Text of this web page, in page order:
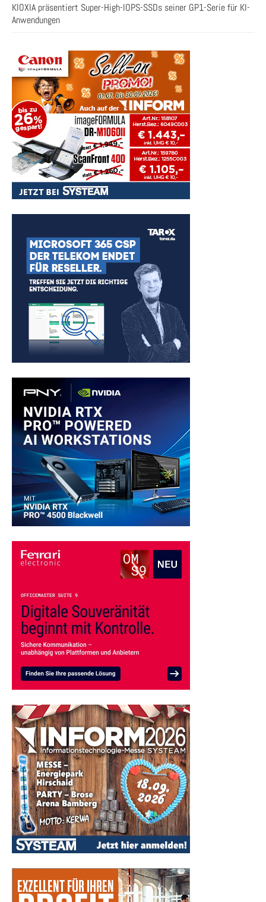
KIOXIA präsentiert Super-High-IOPS-SSDs seiner GP1-Serie für KI-
Anwendungen